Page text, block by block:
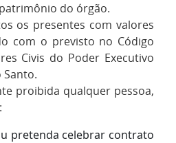
do órgão.
os presentes com valores
com o previsto no Código
Civis do Poder Executivo
Santo.
proibida qualquer pessoa,
pretenda celebrar contrato